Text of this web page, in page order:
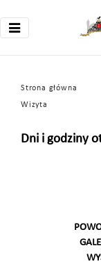
Strona główna
Wizyta
Dni i godziny